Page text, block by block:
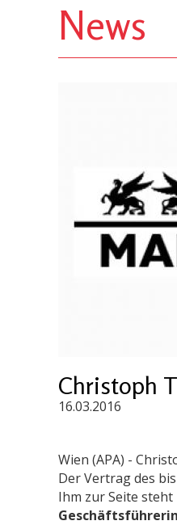
News
Christoph
16.03.2016
Wien (APA) -
Der Vertrag des
Ihm zur Seite